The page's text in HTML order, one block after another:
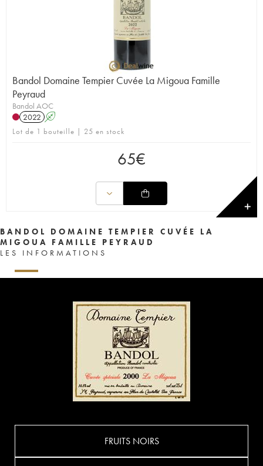
Bandol Domaine Tempier Cuvée La Migoua Famille
Peyraud
Bandol AOC
2022 A
Lot de 1 bouteille | 25 en stock
65€
✕
BANDOL DOMAINE TEMPIER CUVÉE LA
MIGOUA FAMILLE PEYRAUD
LES INFORMATIONS
FRUITS NOIRS